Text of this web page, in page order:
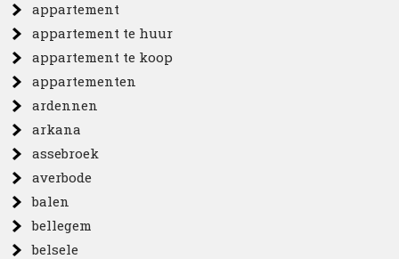
appartement
appartement te huur
appartement te koop
appartementen
ardennen
arkana
assebroek
averbode
balen
bellegem
belsele